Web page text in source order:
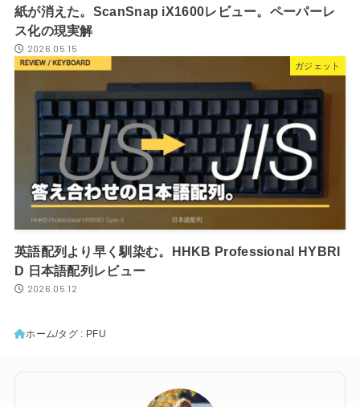
紙が消えた。ScanSnap iX1600レビュー。ペーパーレ
ス化の現実解
2026.05.15
ガジェット
英語配列より早く馴染む。HHKB Professional HYBRI
D 日本語配列レビュー
2026.05.12
ホーム タグ : PFU